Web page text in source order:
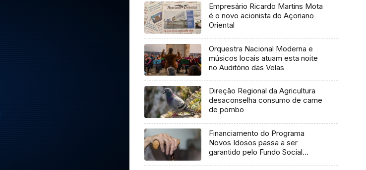
Empresário Ricardo Martins Mota
é o novo acionista do Açoriano
Oriental
Orquestra Nacional Moderna e
músicos locais atuam esta noite
no Auditório das Velas
Direção Regional da Agricultura
desaconselha consumo de carne
de pombo
Financiamento do Programa
Novos Idosos passa a ser
garantido pelo Fundo Social